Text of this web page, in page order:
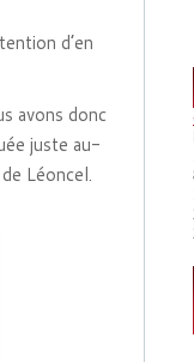
d’en
avons donc
juste au-
Léoncel.